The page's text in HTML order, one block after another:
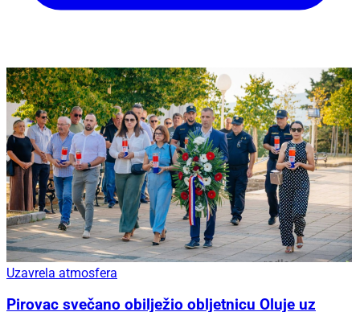
Uzavrela atmosfera
Pirovac svečano obilježio obljetnicu Oluje uz